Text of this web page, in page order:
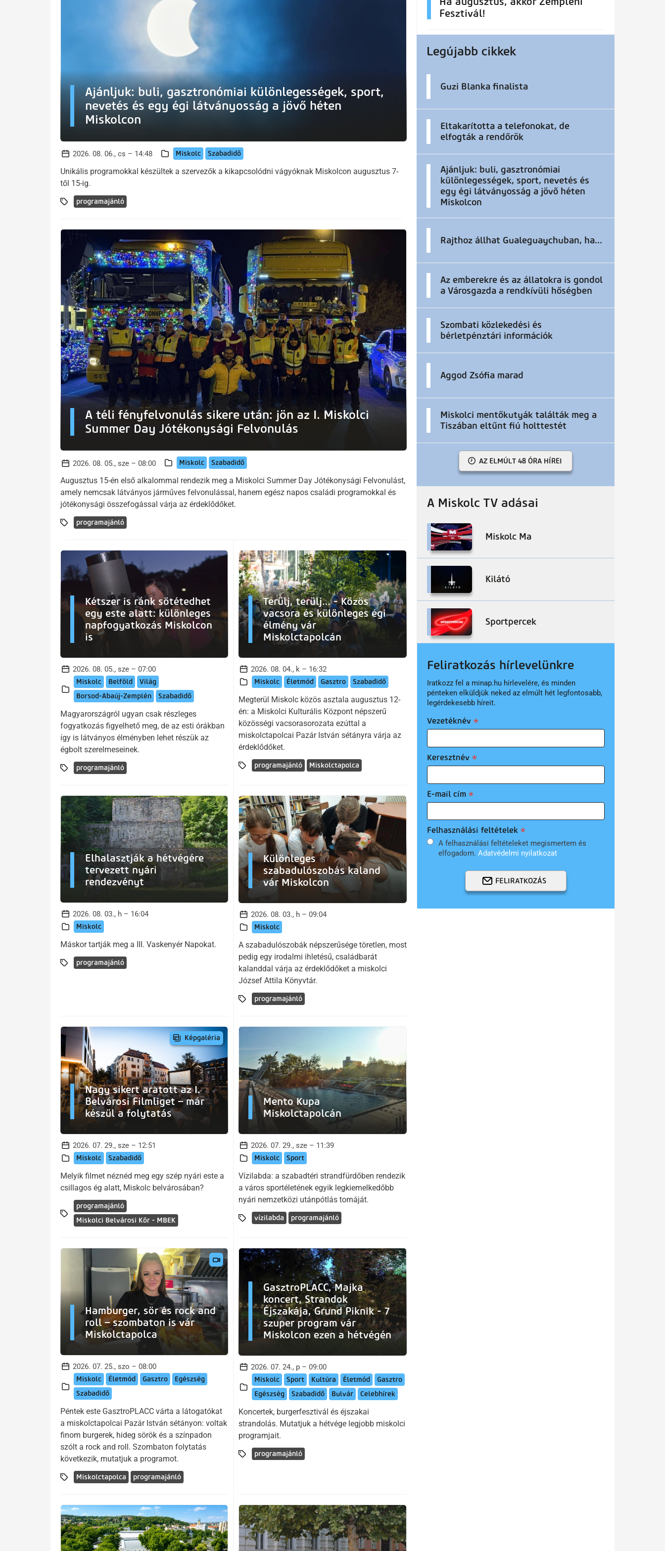
Ajánljuk: buli, gasztronómiai különlegességek, sport,
nevetés és egy égi látványosság a jövő héten
Miskolcon
2026. 08. 06., cs – 14:48 Miskolc Szabadidő
Unikális programokkal készültek a szervezők a kikapcsolódni vágyóknak Miskolcon augusztus 7-
től 15-ig.
programajánló
A téli fényfelvonulás sikere után: jön az I. Miskolci
Summer Day Jótékonysági Felvonulás
2026. 08. 05., sze – 08:00 Miskolc Szabadidő
Augusztus 15-én első alkalommal rendezik meg a Miskolci Summer Day Jótékonysági Felvonulást,
amely nemcsak látványos járműves felvonulással, hanem egész napos családi programokkal és
jótékonysági összefogással várja az érdeklődőket.
programajánló
Kétszer is ránk sötétedhet
egy este alatt: különleges
napfogyatkozás Miskolcon
is
2026. 08. 05., sze – 07:00
Miskolc Belföld
Világ
Borsod-Abaúj-Zemplén
Szabadidő
Magyarországról ugyan csak részleges
fogyatkozás figyelhető meg, de az esti órákban
így is látványos élményben lehet részük az
égbolt szerelmeseinek.
programajánló
Terülj, terülj… - Közös
vacsora és különleges égi
élmény vár
Miskolctapolcán
2026. 08. 04., k – 16:32
Miskolc Életmód Gasztro Szabadidő
Megterül Miskolc közös asztala augusztus 12-
én: a Miskolci Kulturális Központ népszerű
közösségi vacsorasorozata ezúttal a
miskolctapolcai Pazár István sétányra várja az
érdeklődőket.
programajánló Miskolctapolca
Elhalasztják a hétvégére
tervezett nyári
rendezvényt
2026. 08. 03., h – 16:04
Miskolc
Máskor tartják meg a III. Vaskenyér Napokat.
programajánló
Különleges
szabadulószobás kaland
vár Miskolcon
2026. 08. 03., h – 09:04
Miskolc
A szabadulószobák népszerűsége töretlen, most
pedig egy irodalmi ihletésű, családbarát
kalanddal várja az érdeklődőket a miskolci
József Attila Könyvtár.
programajánló
Képgaléria
Nagy sikert aratott az I.
Belvárosi Filmliget – már
készül a folytatás
2026. 07. 29., sze – 12:51
Miskolc Szabadidő
Melyik filmet néznéd meg egy szép nyári este a
csillagos ég alatt, Miskolc belvárosában?
programajánló
Miskolci Belvárosi Kör - MBEK
Mento Kupa
Miskolctapolcán
2026. 07. 29., sze – 11:39
Miskolc Sport
Vízilabda: a szabadtéri strandfürdőben rendezik
a város sportéletének egyik legkiemelkedőbb
nyári nemzetközi utánpótlás tornáját.
vízilabda programajánló
Hamburger, sör és rock and
roll – szombaton is vár
Miskolctapolca
2026. 07. 25., szo – 08:00
Miskolc Életmód Gasztro
Egészség
Szabadidő
Péntek este GasztroPLACC várta a látogatókat
a miskolctapolcai Pazár István sétányon: voltak
finom burgerek, hideg sörök és a színpadon
szólt a rock and roll. Szombaton folytatás
következik, mutatjuk a programot.
Miskolctapolca programajánló
GasztroPLACC, Majka
koncert, Strandok
Éjszakája, Grund Piknik - 7
szuper program vár
Miskolcon ezen a hétvégén
2026. 07. 24., p – 09:00
Miskolc Sport Kultúra Életmód
Gasztro
Egészség
Szabadidő Bulvár Celebhírek
Koncertek, burgerfesztivál és éjszakai
strandolás. Mutatjuk a hétvége legjobb miskolci
programjait.
programajánló
Fesztivál!
Legújabb cikkek
Guzi Blanka finalista
Eltakarította a telefonokat, de
elfogták a rendőrök
Ajánljuk: buli, gasztronómiai
különlegességek, sport, nevetés és
egy égi látványosság a jövő héten
Miskolcon
Rajthoz állhat Gualeguaychuban, ha...
Az emberekre és az állatokra is gondol
a Városgazda a rendkívüli hőségben
Szombati közlekedési és
bérletpénztári információk
Aggod Zsófia marad
Miskolci mentőkutyák találták meg a
Tiszában eltűnt fiú holttestét
AZ ELMÚLT 48 ÓRA HÍREI
A Miskolc TV adásai
Miskolc Ma
Kilátó
Sportpercek
Feliratkozás hírlevelünkre
Iratkozz fel a minap.hu hírlevelére, és minden
pénteken elküldjük neked az elmúlt hét legfontosabb,
legérdekesebb híreit.
Vezetéknév
Keresztnév
E-mail cím
Felhasználási feltételek
A felhasználási feltételeket megismertem és
elfogadom. Adatvédelmi nyilatkozat
FELIRATKOZÁS